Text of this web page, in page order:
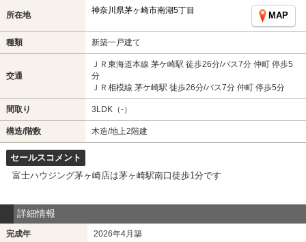
所在地 神奈川県茅ヶ崎市南湖5丁目
MAP
種類 新築一戸建て
交通
ＪＲ東海道本線 茅ケ崎駅 徒歩26分/バス7分 仲町 停歩5
分
ＪＲ相模線 茅ケ崎駅 徒歩26分/バス7分 仲町 停歩5分
間取り 3LDK（-）
構造/階数 木造/地上2階建
セールスコメント
富士ハウジング茅ヶ崎店は茅ヶ崎駅南口徒歩1分です
詳細情報
完成年 2026年4月築